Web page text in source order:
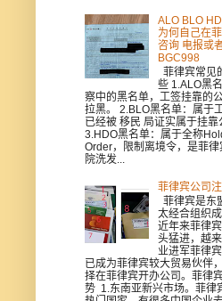
ALO BLO
为何自己在
咨询 电报或
BGC998
菲律宾常见
些 1.ALO黑
察中的黑名单，工签挂靠的
拉黑。 2.BLO黑名单：属于
已经被 移民 局证实属于挂靠
3.HDO黑名单：属于全称
Order，限制离境令，是菲
院洗发...
菲律宾公司
菲律宾是东
太经合组织成
近年来菲律
头猛进，越
业进军菲律
已成为菲律宾较大贸易伙伴
择在菲律宾开办公司。菲律
势 1.东南亚新兴市场。菲律